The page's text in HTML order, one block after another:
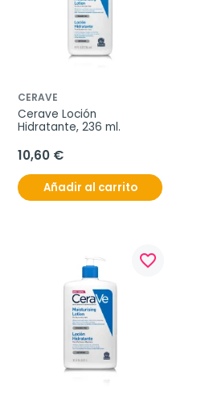
CERAVE
Cerave Loción
Hidratante, 236 ml.
10,60 €
Añadir al carrito
favorite_border